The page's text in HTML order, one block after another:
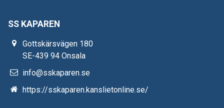
SS KAPAREN
Gottskärsvägen 180
SE-439 94 Onsala
info@sskaparen.se
https://sskaparen.kanslietonline.se/